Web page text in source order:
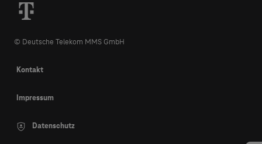
© Deutsche Telekom MMS GmbH
Kontakt
Impressum
Datenschutz